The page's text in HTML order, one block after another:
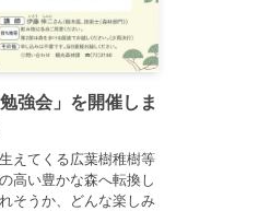
強会」を開催しま
えてくる広葉樹稚樹等
高い豊かな森へ転換し
そうか、どんな楽しみ